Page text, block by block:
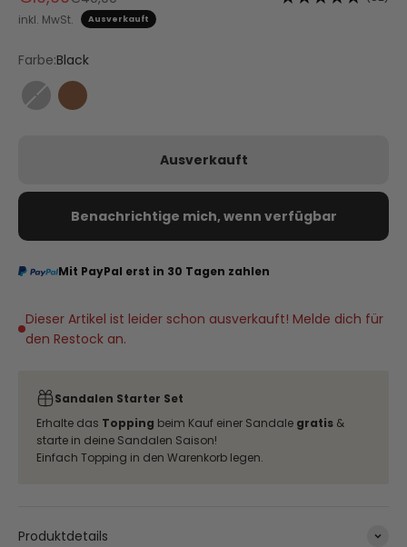
inkl. MwSt.
Ausverkauft
Farbe:Black
Black Cognac
Ausverkauft
Benachrichtige mich, wenn verfügbar
Mit PayPal erst in 30 Tagen zahlen
Dieser Artikel ist leider schon ausverkauft! Melde dich für
den Restock an.
Sandalen Starter Set
Erhalte das Topping beim Kauf einer Sandale gratis &
starte in deine Sandalen Saison!
Einfach Topping in den Warenkorb legen.
Produktdetails